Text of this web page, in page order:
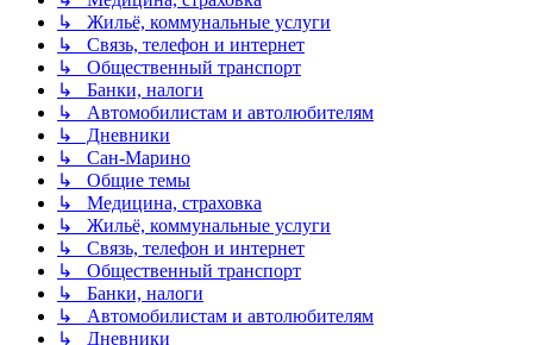
↳ Жильё, коммунальные услуги
↳ Связь, телефон и интернет
↳ Общественный транспорт
↳ Банки, налоги
↳ Автомобилистам и автолюбителям
↳ Дневники
↳ Сан-Марино
↳ Общие темы
↳ Медицина, страховка
↳ Жильё, коммунальные услуги
↳ Связь, телефон и интернет
↳ Общественный транспорт
↳ Банки, налоги
↳ Автомобилистам и автолюбителям
↳ Дневники